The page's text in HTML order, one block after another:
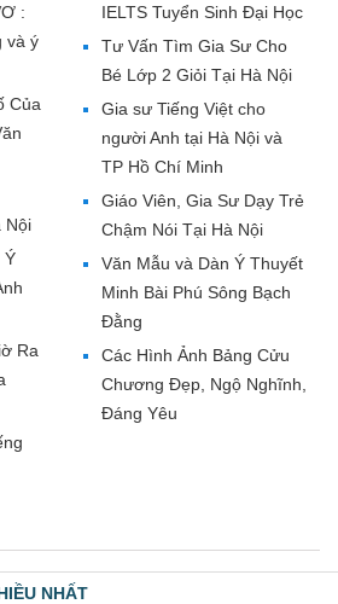
:
và ý
Của
Nội
Ý
Ra
IELTS Tuyển Sinh Đại Học
Tư Vấn Tìm Gia Sư Cho
Bé Lớp 2 Giỏi Tại Hà Nội
Gia sư Tiếng Việt cho
người Anh tại Hà Nội và
TP Hồ Chí Minh
Giáo Viên, Gia Sư Dạy Trẻ
Chậm Nói Tại Hà Nội
Văn Mẫu và Dàn Ý Thuyết
Minh Bài Phú Sông Bạch
Đằng
Các Hình Ảnh Bảng Cửu
Chương Đẹp, Ngộ Nghĩnh,
Đáng Yêu
NHẤT